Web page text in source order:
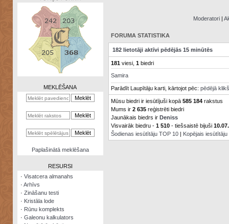
Zināšanu
kalkulators
Nomētātās
MEKLĒŠANA
Paplašinātā meklēšana
RESURSI
· Visatcera almanahs
· Arhīvs
· Zināšanu testi
· Kristāla lode
· Rūnu komplekts
· Galeonu kalkulators
Moderatori |
FORUMA STATISTIKA
182 lietotāji aktīvi pēdējās 15 minūtēs
181viesi, 1biedri
Samira
Parādīt Laupītāju karti, kārtojot pēc: pēdējā
Mūsu biedri ir iesūtījuši kopā 585 184rakstus
Mums ir 2 635reģistrēti biedri
Jaunākais biedrs ir Deniss
Visvairāk biedru - 1 510- tiešsaistē bijuši
Šodienas iesūtītāju TOP 10| Kopējais iesūtītāju